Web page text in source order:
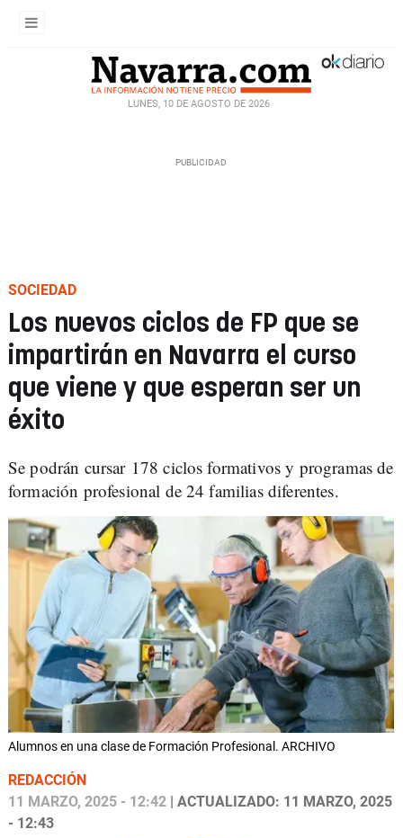
LUNES, 10 DE AGOSTO DE 2026
SOCIEDAD
Los nuevos ciclos de FP que se
impartirán en Navarra el curso
que viene y que esperan ser un
éxito
Se podrán cursar 178 ciclos formativos y programas de
formación profesional de 24 familias diferentes.
Alumnos en una clase de Formación Profesional. ARCHIVO
REDACCIÓN
11 MARZO, 2025 - 12:42 | ACTUALIZADO: 11 MARZO, 2025
- 12:43